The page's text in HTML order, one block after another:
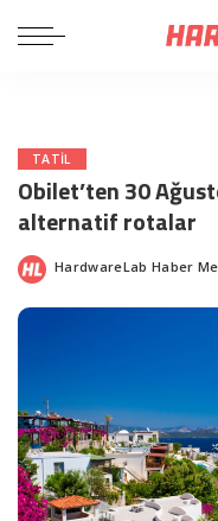
TATIL
Obilet’ten 30
alternatif rotalar
Posted
HardwareLab Haber